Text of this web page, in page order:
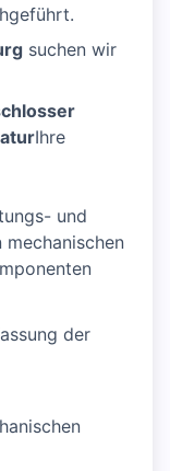
suchen wir
Ihre
und
mechanischen
der